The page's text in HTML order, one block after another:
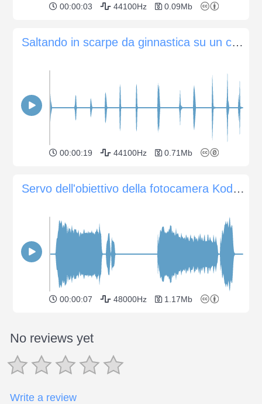
00:00:03 44100Hz 0.09Mb
Saltando in scarpe da ginnastica su un campo granuloso
00:00:19 44100Hz 0.71Mb
Servo dell'obiettivo della fotocamera Kodak 1035z
00:00:07 48000Hz 1.17Mb
No reviews yet
Write a review